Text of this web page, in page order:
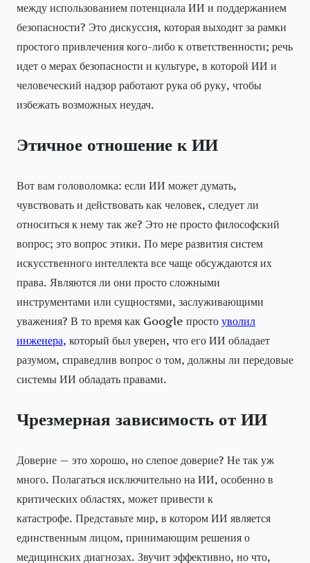
между использованием потенциала ИИ и поддержанием
безопасности? Это дискуссия, которая выходит за рамки
простого привлечения кого-либо к ответственности; речь
идет о мерах безопасности и культуре, в которой ИИ и
человеческий надзор работают рука об руку, чтобы
избежать возможных неудач.
Этичное отношение к ИИ
Вот вам головоломка: если ИИ может думать,
чувствовать и действовать как человек, следует ли
относиться к нему так же? Это не просто философский
вопрос; это вопрос этики. По мере развития систем
искусственного интеллекта все чаще обсуждаются их
права. Являются ли они просто сложными
инструментами или сущностями, заслуживающими
уважения? В то время как Google просто уволил
инженера, который был уверен, что его ИИ обладает
разумом, справедлив вопрос о том, должны ли передовые
системы ИИ обладать правами.
Чрезмерная зависимость от ИИ
Доверие — это хорошо, но слепое доверие? Не так уж
много. Полагаться исключительно на ИИ, особенно в
критических областях, может привести к
катастрофе. Представьте мир, в котором ИИ является
единственным лицом, принимающим решения о
медицинских диагнозах. Звучит эффективно, но что,